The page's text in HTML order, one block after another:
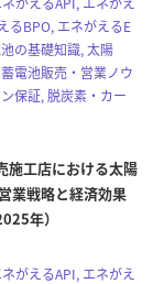
るBPO, エネがえるE
の基礎知識, 太陽
電池販売・営業ノウ
保証, 脱炭素・カー
施工店における太陽
業戦略と経済効果
年）
がえるAPI, エネがえ